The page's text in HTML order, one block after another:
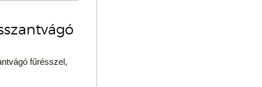
fűrésszel,